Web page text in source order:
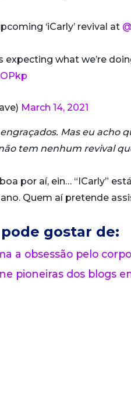
‘iCarly’ revival at
expecting what we’re
March 14, 2021
Mas eu acho
tem nenhum revival
por aí, ein… “ICarly”
Quem aí pretende
gostar de:
a obsessão pelo
pioneiras dos blogs